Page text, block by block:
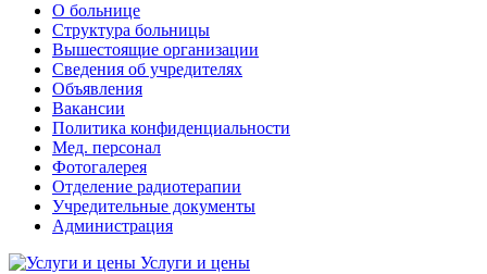
О больнице
Структура больницы
Вышестоящие организации
Сведения об учредителях
Объявления
Вакансии
Политика конфиденциальности
Мед. персонал
Фотогалерея
Отделение радиотерапии
Учредительные документы
Администрация
Услуги и цены